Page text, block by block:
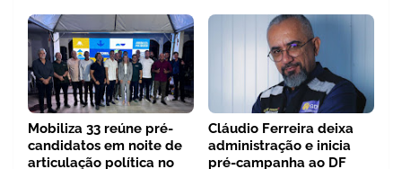
Mobiliza 33 reúne pré-
candidatos em noite de
articulação política no
Cláudio Ferreira deixa
administração e inicia
pré-campanha ao DF